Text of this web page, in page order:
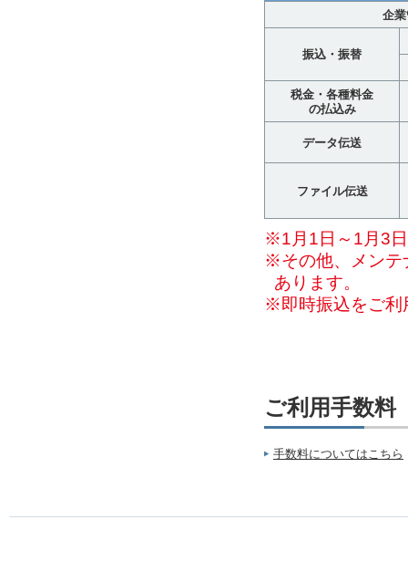
企
振込・振替
税金・各種料金
の払込み
データ伝送
ファイル伝送
※1月1日～1月3
※その他、メンテ
あります。
※即時振込をご利
ご利用手数料
手数料についてはこちら